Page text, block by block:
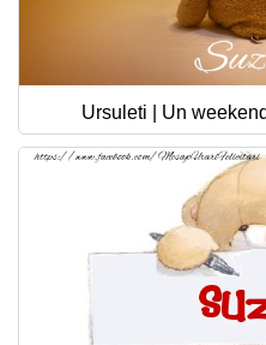
Ursuleti | Un